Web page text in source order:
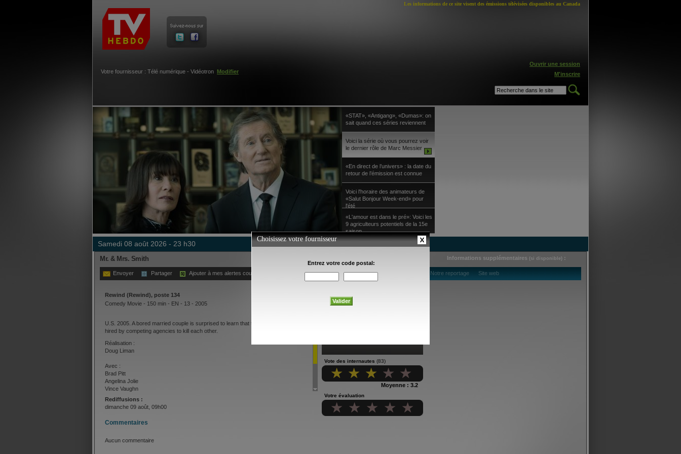
Les informations de ce site visent des émissions télévisées disponibles au Canada
Votre fournisseur : Télé numérique - Vidéotron Modifier
Ouvrir une session
M'inscrire
«STAT», «Antigang», «Dumas»: on
sait quand ces séries reviennent
Voici la série où vous pourrez voir
le dernier rôle de Marc Messier
«En direct de l’univers» : la date du
retour de l’émission est connue
Voici l'horaire des animateurs de
«Salut Bonjour Week-end» pour
l'été
«L'amour est dans le pré»: Voici les
9 agriculteurs potentiels de la 15e
saison
samedi 08 août 2026 - 23 h30
Mr. & Mrs. Smith Informations supplémentaires (si disponible) :
Envoyer Partager Ajouter à mes alertes courriel Notre reportage Site web
Rewind (Rewind), poste 134
Comedy Movie - 150 min - EN - 13 - 2005
U.S. 2005. A bored married couple is surprised to learn that they are both assassins
hired by competing agencies to kill each other.
Réalisation :
Doug Liman
Avec :
Brad Pitt
Angelina Jolie
Vince Vaughn
Adam Brody
Kerry Washington
Chris Weitz
Rediffusions :
dimanche 09 août, 09h00
Commentaires
Aucun commentaire
Vote des internautes (83)
Moyenne : 3.2
Votre évaluation